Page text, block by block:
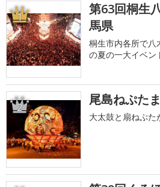
1
第63回桐生
馬県
桐生市内各所で八
の夏の一大イベン
2 尾島ねぷた
大太鼓と扇ねぷた